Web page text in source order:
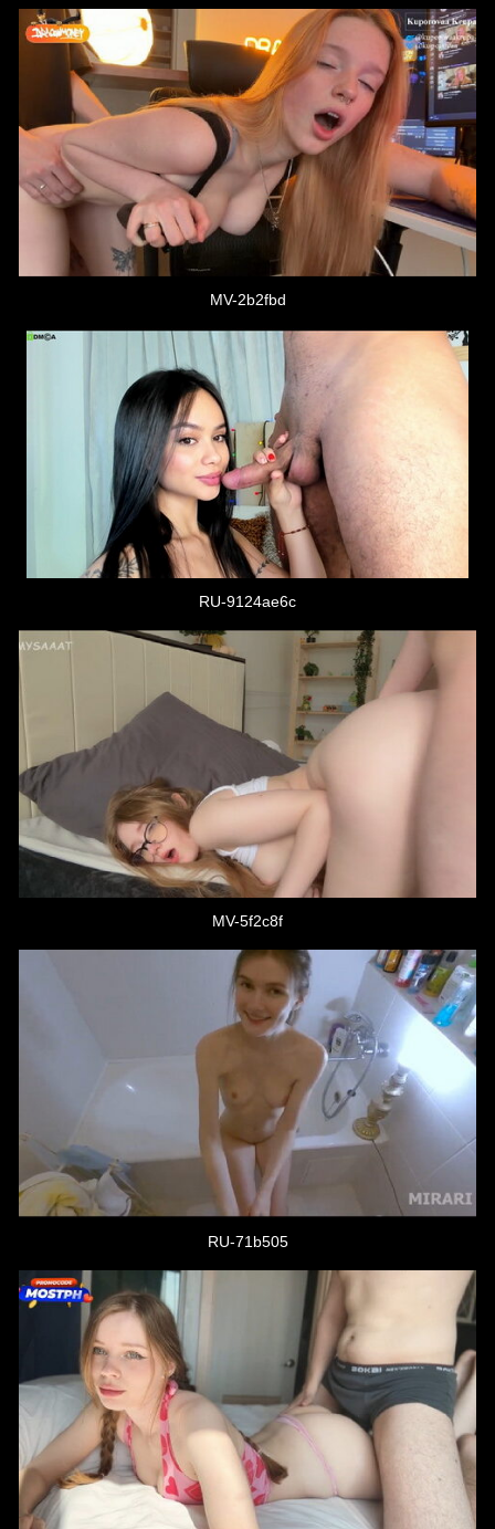
MV-2b2fbd
RU-9124ae6c
MV-5f2c8f
RU-71b505